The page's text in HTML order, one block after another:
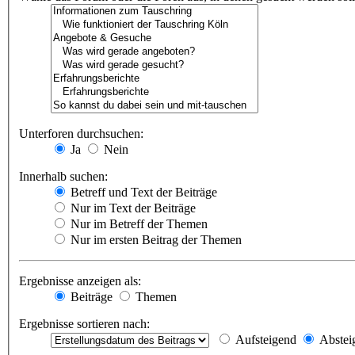
Unterforen durchsuchen:
Ja
Nein
Innerhalb suchen:
Betreff und Text der Beiträge
Nur im Text der Beiträge
Nur im Betreff der Themen
Nur im ersten Beitrag der Themen
Ergebnisse anzeigen als:
Beiträge
Themen
Ergebnisse sortieren nach:
Aufsteigend